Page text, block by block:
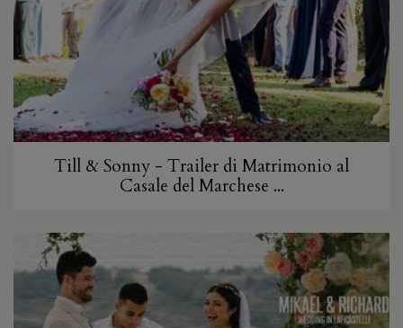
Till & Sonny - Trailer di Matrimonio al
Casale del Marchese ...